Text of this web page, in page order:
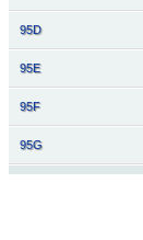
95D
95E
95F
95G